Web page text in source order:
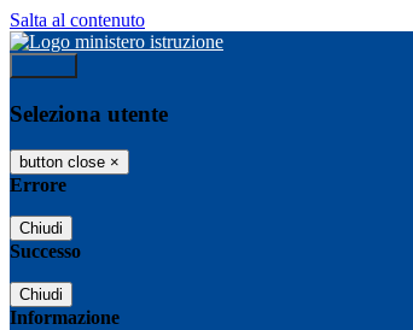
Salta al contenuto
Seleziona utente
button close ×
Errore
Chiudi
Successo
Chiudi
Informazione